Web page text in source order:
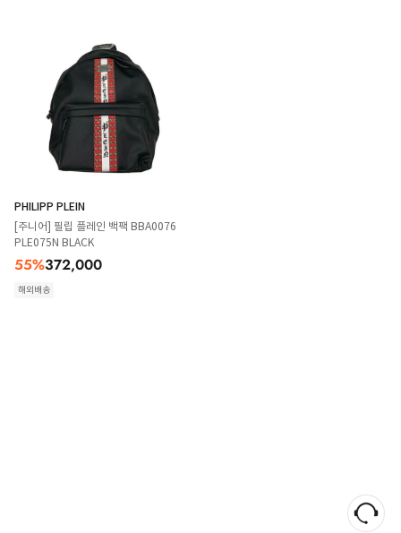
PHILIPP PLEIN
[주니어] 필립 플레인 백팩 BBA0076
PLE075N BLACK
55%372,000
해외배송